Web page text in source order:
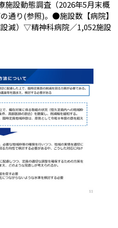
設動態調査（2026年5月末概
通り(参照)。●施設数【病院】
減）▽精神科病院／1,052施設